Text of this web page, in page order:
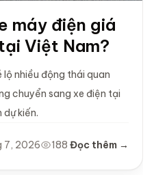
máy điện giá
Việt Nam?
lộ nhiều động thái quan
chuyển sang xe điện tại
kiến.
7, 2026 188 Đọc thêm →